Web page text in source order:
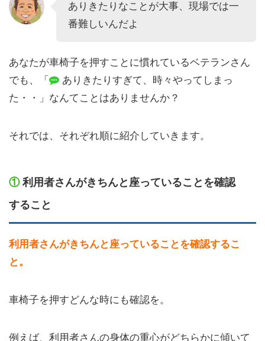
ありきたりなことが大事、現場では一
番難しいんだよ
あなたが車椅子を押すことに慣れているベテランさん
でも、「
ありきたりすぎて、時々やってしまっ
た・・」なんてことはありませんか？
それでは、それぞれ順に紹介していきます。
①利用者さんがきちんと座っていることを確認
すること
利用者さんがきちんと座っていることを確認するこ
と。
車椅子を押すどんな時にも確認を。
例えば、利用者さんの身体の重心がどちらかに傾いて